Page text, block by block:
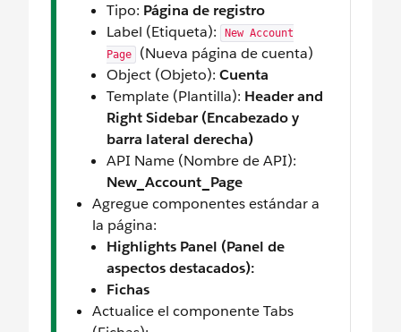
Tipo: Página de registro
Label (Etiqueta):
New Account
Page
(Nueva página de cuenta)
Object (Objeto): Cuenta
Template (Plantilla): Header and
Right Sidebar (Encabezado y
barra lateral derecha)
API Name (Nombre de API):
New_Account_Page
Agregue componentes estándar a
la página:
Highlights Panel (Panel de
aspectos destacados):
Fichas
Actualice el componente Tabs